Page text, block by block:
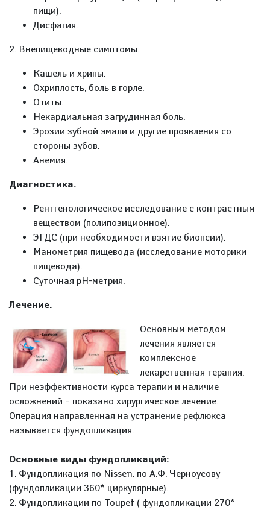
пищи).
Дисфагия.
2. Внепищеводные симптомы.
Кашель и хрипы.
Охриплость, боль в горле.
Отиты.
Некардиальная загрудинная боль.
Эрозии зубной эмали и другие проявления со
стороны зубов.
Анемия.
Диагностика.
Рентгенологическое исследование с контрастным
веществом (полипозиционное).
ЭГДС (при необходимости взятие биопсии).
Манометрия пищевода (исследование моторики
пищевода).
Суточная рН-метрия.
Лечение.
Основным методом
лечения является
комплексное
лекарственная терапия.
При неэффективности курса терапии и наличие
осложнений – показано хирургическое лечение.
Операция направленная на устранение рефлюкса
называется фундопликация.
Основные виды фундопликаций:
1. Фундопликация по Nissen, по А.Ф. Черноусову
(фундопликации 360* циркулярные).
2. Фундопликации по Toupet ( фундопликации 270*